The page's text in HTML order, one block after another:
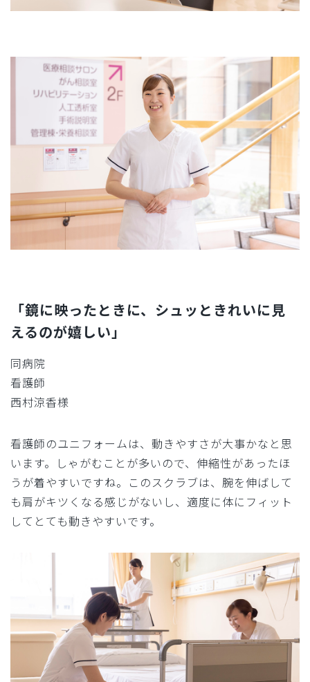
「鏡に映ったときに、シュッときれいに見
えるのが嬉しい」
同病院
看護師
西村涼香様
看護師のユニフォームは、動きやすさが大事かなと思
います。しゃがむことが多いので、伸縮性があったほ
うが着やすいですね。このスクラブは、腕を伸ばして
も肩がキツくなる感じがないし、適度に体にフィット
してとても動きやすいです。